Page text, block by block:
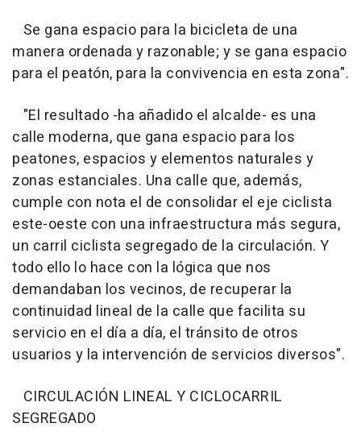
Se gana espacio para la bicicleta de una
manera ordenada y razonable; y se gana espacio
para el peatón, para la convivencia en esta zona".
"El resultado -ha añadido el alcalde- es una
calle moderna, que gana espacio para los
peatones, espacios y elementos naturales y
zonas estanciales. Una calle que, además,
cumple con nota el de consolidar el eje ciclista
este-oeste con una infraestructura más segura,
un carril ciclista segregado de la circulación. Y
todo ello lo hace con la lógica que nos
demandaban los vecinos, de recuperar la
continuidad lineal de la calle que facilita su
servicio en el día a día, el tránsito de otros
usuarios y la intervención de servicios diversos".
CIRCULACIÓN LINEAL Y CICLOCARRIL
SEGREGADO